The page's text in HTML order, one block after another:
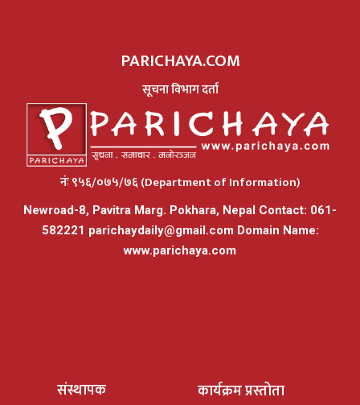
PARICHAYA.COM
सूचना विभाग दर्ता
नंः ९५६/०७५/७६ (Department of Information)
Newroad-8, Pavitra Marg. Pokhara, Nepal Contact: 061-
582221 parichaydaily@gmail.comDomain Name:
www.parichaya.com
संस्थापक कार्यक्रम प्रस्तोता